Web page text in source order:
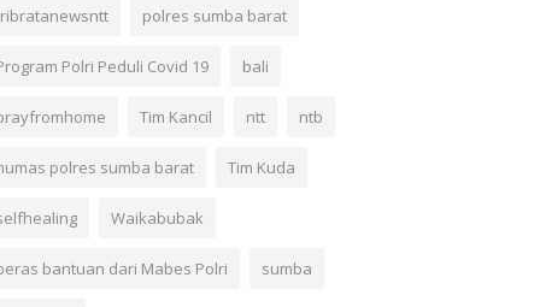
polres sumba barat
Polri Peduli Covid 19 bali
Tim Kancil ntt ntb
polres sumba barat Tim Kuda
Waikabubak
bantuan dari Mabes Polri sumba